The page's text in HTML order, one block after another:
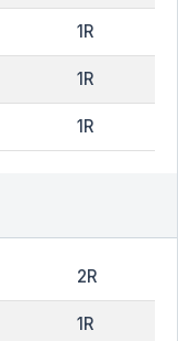
1R
1R
1R
2R
1R